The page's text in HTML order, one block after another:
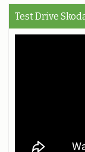
Test Drive